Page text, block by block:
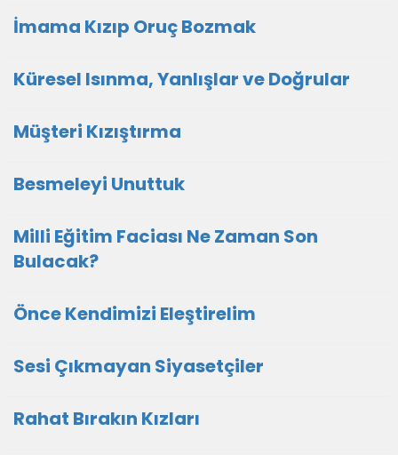
İmama Kızıp Oruç Bozmak
Küresel Isınma, Yanlışlar ve Doğrular
Müşteri Kızıştırma
Besmeleyi Unuttuk
Milli Eğitim Faciası Ne Zaman Son
Bulacak?
Önce Kendimizi Eleştirelim
Sesi Çıkmayan Siyasetçiler
Rahat Bırakın Kızları